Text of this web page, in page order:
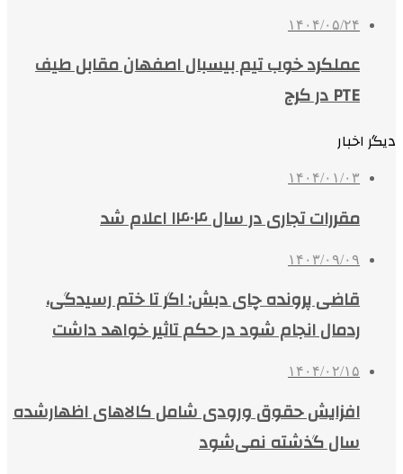
۱۴۰۴/۰۵/۲۴
عملکرد خوب تیم بیسبال اصفهان مقابل طیف
PTE در کرج
دیگر اخبار
۱۴۰۴/۰۱/۰۳
مقررات تجاری در سال ۱۴۰۴ اعلام شد
۱۴۰۳/۰۹/۰۹
قاضی پرونده چای دبش: اگر تا ختم رسیدگی،
ردمال انجام شود در حکم تاثیر خواهد داشت
۱۴۰۴/۰۲/۱۵
افزایش حقوق ورودی شامل کالاهای اظهارشده
سال گذشته نمی‌شود